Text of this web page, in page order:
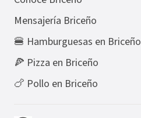
Mensajería Briceño
🍔 Hamburguesas en Briceño
🍕 Pizza en Briceño
🍗 Pollo en Briceño